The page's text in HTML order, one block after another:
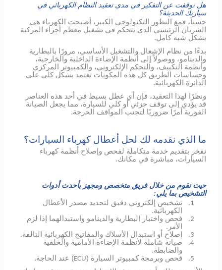
هل توقفت عن التفكير في مدى تعقيد النظام الكهربائي في
سيارتك الحديثة؟
حسناً، فمع التطور التكنولوجي الكبير، أصبحت الكهرباء هي
الشريان الرئيسي الذي يتحكم في تشغيل معظم أجزاء المركبة
بشكل شبه كامل.
بدءًا من نظام الإشعال والتشغيل الأساسي، مرورًا بالبطارية
والدينامو، ووصولاً إلى أنظمة الإضاءة الداخلية والخارجية،
وأنظمة التكييف، والتحكم الإلكتروني، والكمبيوتر المركزي
وحساسات الطريق كل هذه المكونات تعتمد بشكل كلي على
الدائرة الكهربائية.
ونظرًا لهذا التعقيد، فإن أي عطل بسيط في أحد هذه العناصر
قد يؤدي إلى توقف جزئي أو كلي للسيارة، مما يجعل الصيانة
الفورية أمرًا ضروريًا لتجنب المواقف الحرجة.
ما الذي نقدمه لك لحل أعطال كهرباء السيارات؟
نفخر بتقديم خدمة متكاملة لفحص وإصلاح أنظمة كهرباء
السيارات، مباشرة في مكانك.
حيث نقوم من خلال فريق متخصص ومجهز بأحدث أدوات
التشخيص بما يلي:
1.
تشخيص إلكتروني دقيق لتحديد مصدر الأعطال
الكهربائية.
2.
فحص واختبار البطارية والدينامو واستبدالهما إذا لزم
الأمر.
3. إصلاح أو استبدال الأسلاك والمفاتيح الكهربائية التالفة.
4.
صيانة شاملة لأنظمة الإضاءة الأمامية والخلفية
والضابطة.
5. فحص وبرمجة كمبيوتر السيارة (ECU) عند الحاجة.